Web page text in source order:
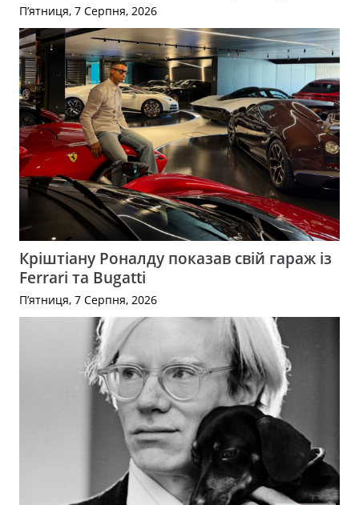
П’ятниця, 7 Серпня, 2026
Кріштіану Роналду показав свій гараж із
Ferrari та Bugatti
П’ятниця, 7 Серпня, 2026